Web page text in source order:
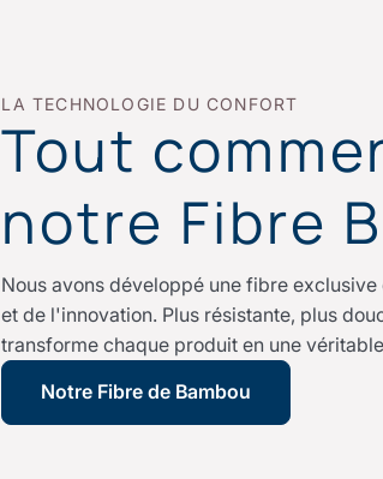
LA TECHNOLOGIE DU CONFORT
Tout
notre Fibre
Nous avons développé une fibre
et de l'innovation. Plus résistante, plus
transforme chaque produit en une
Notre Fibre de Bambou